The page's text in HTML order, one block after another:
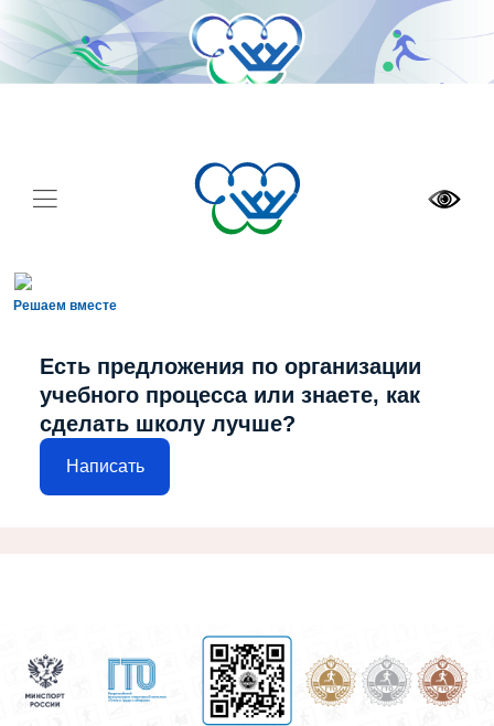
Решаем вместе
Есть предложения по организации
учебного процесса или знаете, как
сделать школу лучше?
Написать